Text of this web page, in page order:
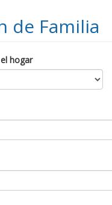
de Familia
hogar